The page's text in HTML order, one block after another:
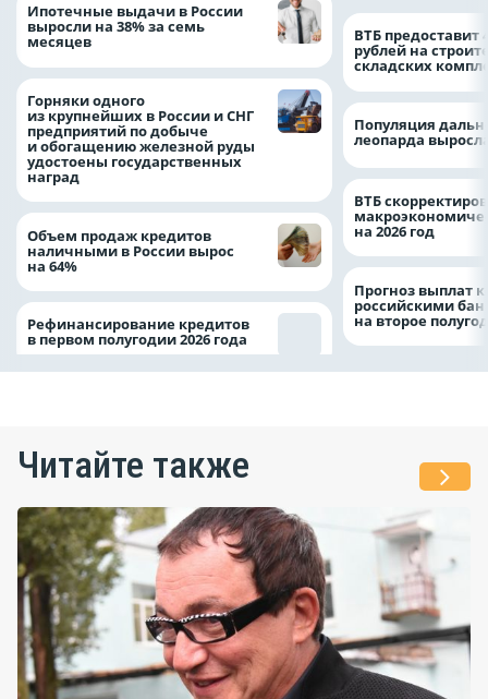
Ипотечные выдачи в России
выросли на 38% за семь
месяцев
Горняки одного
из крупнейших в России и СНГ
предприятий по добыче
и обогащению железной руды
удостоены государственных
наград
Объем продаж кредитов
наличными в России вырос
на 64%
Рефинансирование кредитов
в первом полугодии 2026 года
ВТБ предоставит
рублей на
складских
Популяция
леопарда
ВТБ
на 2026 год
Прогноз выплат
российскими
на второе
Читайте также